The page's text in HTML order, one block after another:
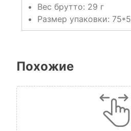
Вес брутто: 29 г
Размер упаковки:
Похожие